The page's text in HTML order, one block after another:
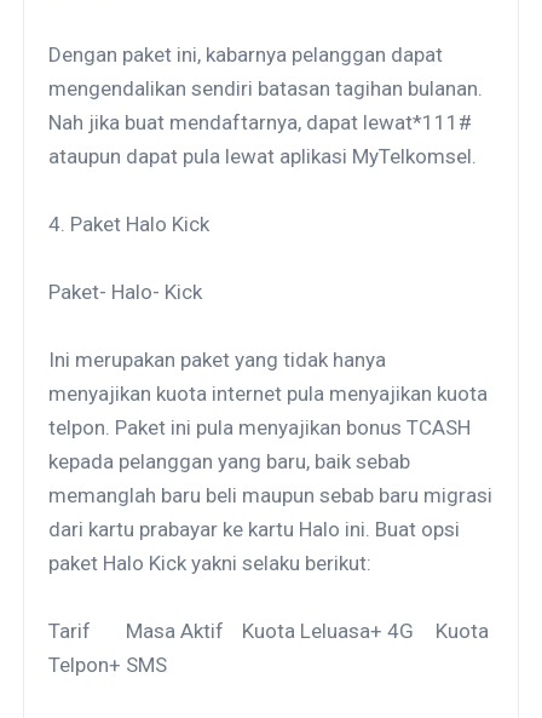
Dengan paket ini, kabarnya pelanggan dapat
mengendalikan sendiri batasan tagihan bulanan.
Nah jika buat mendaftarnya, dapat lewat*111#
ataupun dapat pula lewat aplikasi MyTelkomsel.
4. Paket Halo Kick
Paket- Halo- Kick
Ini merupakan paket yang tidak hanya
menyajikan kuota internet pula menyajikan kuota
telpon. Paket ini pula menyajikan bonus TCASH
kepada pelanggan yang baru, baik sebab
memanglah baru beli maupun sebab baru migrasi
dari kartu prabayar ke kartu Halo ini. Buat opsi
paket Halo Kick yakni selaku berikut:
Tarif Masa Aktif Kuota Leluasa+ 4G
Kuota
Telpon+ SMS